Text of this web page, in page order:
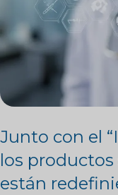
Junto con el
los
están